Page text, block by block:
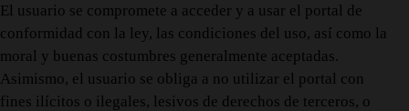
El usuario se compromete a acceder y a usar el portal de
conformidad con la ley, las condiciones del uso, así como la
moral y buenas costumbres generalmente aceptadas.
Asimismo, el usuario se obliga a no utilizar el portal con
fines ilícitos o ilegales, lesivos de derechos de terceros, o